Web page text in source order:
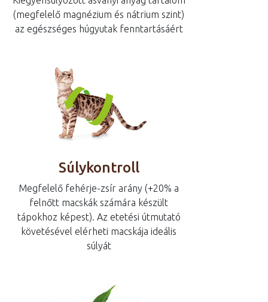
(megfelelő magnézium és nátrium szint)
az egészséges húgyutak fenntartásáért
Súlykontroll
Megfelelő fehérje-zsír arány (+20% a
felnőtt macskák számára készült
tápokhoz képest). Az etetési útmutató
követésével elérheti macskája ideális
súlyát